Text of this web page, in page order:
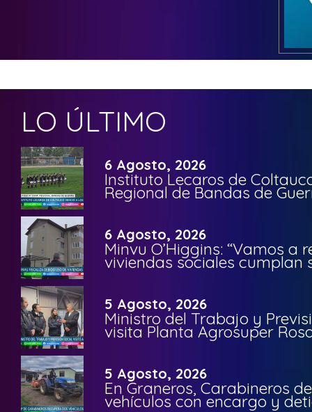
LO ÚLTIMO
6 Agosto, 2026
Instituto Lecaros de
Regional de Bandas de
6 Agosto, 2026
Minvu O’Higgins: “Vamos a
viviendas sociales cumplan
5 Agosto, 2026
Ministro del Trabajo y
visita Planta Agrosuper
5 Agosto, 2026
En Graneros, Carabineros
vehículos con encargo y